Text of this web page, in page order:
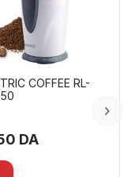
COFFEE RL-
DA